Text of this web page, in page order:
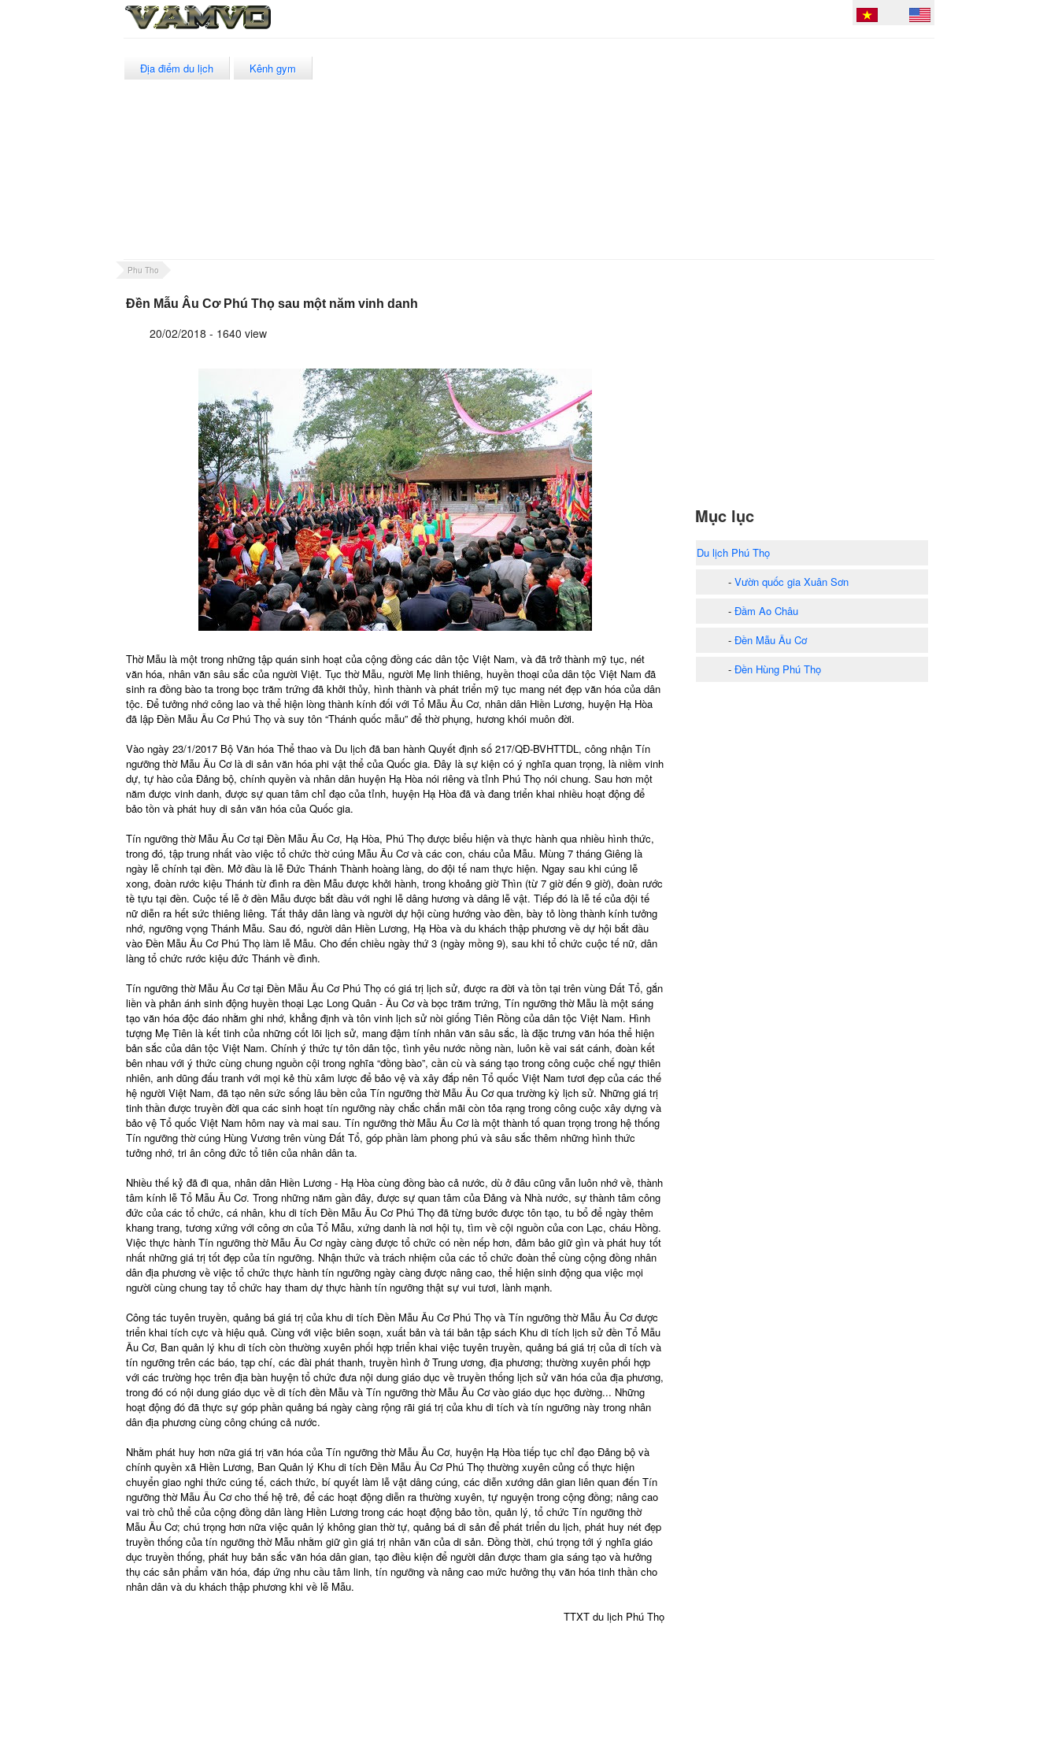
Địa điểm du lịch Kênh gym
Phu Tho
Đền Mẫu Âu Cơ Phú Thọ sau một năm vinh danh
20/02/2018 - 1640 view
Thờ Mẫu là một trong những tập quán sinh hoạt của cộng đồng các dân tộc Việt Nam, và đã trở thành mỹ tục, nét
văn hóa, nhân văn sâu sắc của người Việt. Tục thờ Mẫu, người Mẹ linh thiêng, huyền thoại của dân tộc Việt Nam đã
sinh ra đồng bào ta trong bọc trăm trứng đã khởi thủy, hình thành và phát triển mỹ tục mang nét đẹp văn hóa của dân
tộc. Để tưởng nhớ công lao và thể hiện lòng thành kính đối với Tổ Mẫu Âu Cơ, nhân dân Hiền Lương, huyện Hạ Hòa
đã lập Đền Mẫu Âu Cơ Phú Thọ và suy tôn “Thánh quốc mẫu” để thờ phụng, hương khói muôn đời.
Vào ngày 23/1/2017 Bộ Văn hóa Thể thao và Du lịch đã ban hành Quyết định số 217/QĐ-BVHTTDL, công nhận Tín
ngưỡng thờ Mẫu Âu Cơ là di sản văn hóa phi vật thể của Quốc gia. Đây là sự kiện có ý nghĩa quan trọng, là niềm vinh
dự, tự hào của Đảng bộ, chính quyền và nhân dân huyện Hạ Hòa nói riêng và tỉnh Phú Thọ nói chung. Sau hơn một
năm được vinh danh, được sự quan tâm chỉ đạo của tỉnh, huyện Hạ Hòa đã và đang triển khai nhiều hoạt động để
bảo tồn và phát huy di sản văn hóa của Quốc gia.
Tín ngưỡng thờ Mẫu Âu Cơ tại Đền Mẫu Âu Cơ, Hạ Hòa, Phú Thọ được biểu hiện và thực hành qua nhiều hình thức,
trong đó, tập trung nhất vào việc tổ chức thờ cúng Mẫu Âu Cơ và các con, cháu của Mẫu. Mùng 7 tháng Giêng là
ngày lễ chính tại đền. Mở đầu là lễ Đức Thánh Thành hoàng làng, do đội tế nam thực hiện. Ngay sau khi cúng lễ
xong, đoàn rước kiệu Thánh từ đình ra đền Mẫu được khởi hành, trong khoảng giờ Thìn (từ 7 giờ đến 9 giờ), đoàn rước
tề tựu tại đền. Cuộc tế lễ ở đền Mẫu được bắt đầu với nghi lễ dâng hương và dâng lễ vật. Tiếp đó là lễ tế của đội tế
nữ diễn ra hết sức thiêng liêng. Tất thảy dân làng và người dự hội cùng hướng vào đền, bày tỏ lòng thành kính tưởng
nhớ, ngưỡng vọng Thánh Mẫu. Sau đó, người dân Hiền Lương, Hạ Hòa và du khách thập phương về dự hội bắt đầu
vào Đền Mẫu Âu Cơ Phú Thọ làm lễ Mẫu. Cho đến chiều ngày thứ 3 (ngày mồng 9), sau khi tổ chức cuộc tế nữ, dân
làng tổ chức rước kiệu đức Thánh về đình.
Tín ngưỡng thờ Mẫu Âu Cơ tại Đền Mẫu Âu Cơ Phú Thọ có giá trị lịch sử, được ra đời và tồn tại trên vùng Đất Tổ, gắn
liền và phản ánh sinh động huyền thoại Lạc Long Quân - Âu Cơ và bọc trăm trứng, Tín ngưỡng thờ Mẫu là một sáng
tạo văn hóa độc đáo nhằm ghi nhớ, khẳng định và tôn vinh lịch sử nòi giống Tiên Rồng của dân tộc Việt Nam. Hình
tượng Mẹ Tiên là kết tinh của những cốt lõi lịch sử, mang đậm tính nhân văn sâu sắc, là đặc trưng văn hóa thể hiện
bản sắc của dân tộc Việt Nam. Chính ý thức tự tôn dân tộc, tình yêu nước nồng nàn, luôn kề vai sát cánh, đoàn kết
bên nhau với ý thức cùng chung nguồn cội trong nghĩa “đồng bào”, cần cù và sáng tạo trong công cuộc chế ngự thiên
nhiên, anh dũng đấu tranh với mọi kẻ thù xâm lược để bảo vệ và xây đắp nên Tổ quốc Việt Nam tươi đẹp của các thế
hệ người Việt Nam, đã tạo nên sức sống lâu bền của Tín ngưỡng thờ Mẫu Âu Cơ qua trường kỳ lịch sử. Những giá trị
tinh thần được truyền đời qua các sinh hoạt tín ngưỡng này chắc chắn mãi còn tỏa rạng trong công cuộc xây dựng và
bảo vệ Tổ quốc Việt Nam hôm nay và mai sau. Tín ngưỡng thờ Mẫu Âu Cơ là một thành tố quan trọng trong hệ thống
Tín ngưỡng thờ cúng Hùng Vương trên vùng Đất Tổ, góp phần làm phong phú và sâu sắc thêm những hình thức
tưởng nhớ, tri ân công đức tổ tiên của nhân dân ta.
Nhiều thế kỷ đã đi qua, nhân dân Hiền Lương - Hạ Hòa cùng đồng bào cả nước, dù ở đâu cũng vẫn luôn nhớ về, thành
tâm kính lễ Tổ Mẫu Âu Cơ. Trong những năm gần đây, được sự quan tâm của Đảng và Nhà nước, sự thành tâm công
đức của các tổ chức, cá nhân, khu di tích Đền Mẫu Âu Cơ Phú Thọ đã từng bước được tôn tạo, tu bổ để ngày thêm
khang trang, tương xứng với công ơn của Tổ Mẫu, xứng danh là nơi hội tụ, tìm về cội nguồn của con Lạc, cháu Hồng.
Việc thực hành Tín ngưỡng thờ Mẫu Âu Cơ ngày càng được tổ chức có nền nếp hơn, đảm bảo giữ gìn và phát huy tốt
nhất những giá trị tốt đẹp của tín ngưỡng. Nhận thức và trách nhiệm của các tổ chức đoàn thể cùng cộng đồng nhân
dân địa phương về việc tổ chức thực hành tín ngưỡng ngày càng được nâng cao, thể hiện sinh động qua việc mọi
người cùng chung tay tổ chức hay tham dự thực hành tín ngưỡng thật sự vui tươi, lành mạnh.
Công tác tuyên truyền, quảng bá giá trị của khu di tích Đền Mẫu Âu Cơ Phú Thọ và Tín ngưỡng thờ Mẫu Âu Cơ được
triển khai tích cực và hiệu quả. Cùng với việc biên soạn, xuất bản và tái bản tập sách Khu di tích lịch sử đền Tổ Mẫu
Âu Cơ, Ban quản lý khu di tích còn thường xuyên phối hợp triển khai việc tuyên truyền, quảng bá giá trị của di tích và
tín ngưỡng trên các báo, tạp chí, các đài phát thanh, truyền hình ở Trung ương, địa phương; thường xuyên phối hợp
với các trường học trên địa bàn huyện tổ chức đưa nội dung giáo dục về truyền thống lịch sử văn hóa của địa phương,
trong đó có nội dung giáo dục về di tích đền Mẫu và Tín ngưỡng thờ Mẫu Âu Cơ vào giáo dục học đường... Những
hoạt động đó đã thực sự góp phần quảng bá ngày càng rộng rãi giá trị của khu di tích và tín ngưỡng này trong nhân
dân địa phương cùng công chúng cả nước.
Nhằm phát huy hơn nữa giá trị văn hóa của Tín ngưỡng thờ Mẫu Âu Cơ, huyện Hạ Hòa tiếp tục chỉ đạo Đảng bộ và
chính quyền xã Hiền Lương, Ban Quản lý Khu di tích Đền Mẫu Âu Cơ Phú Thọ thường xuyên củng cố thực hiện
chuyển giao nghi thức cúng tế, cách thức, bí quyết làm lễ vật dâng cúng, các diễn xướng dân gian liên quan đến Tín
ngưỡng thờ Mẫu Âu Cơ cho thế hệ trẻ, để các hoạt động diễn ra thường xuyên, tự nguyện trong cộng đồng; nâng cao
vai trò chủ thể của cộng đồng dân làng Hiền Lương trong các hoạt động bảo tồn, quản lý, tổ chức Tín ngưỡng thờ
Mẫu Âu Cơ; chú trọng hơn nữa việc quản lý không gian thờ tự, quảng bá di sản để phát triển du lịch, phát huy nét đẹp
truyền thống của tín ngưỡng thờ Mẫu nhằm giữ gìn giá trị nhân văn của di sản. Đồng thời, chú trọng tới ý nghĩa giáo
dục truyền thống, phát huy bản sắc văn hóa dân gian, tạo điều kiện để người dân được tham gia sáng tạo và hưởng
thụ các sản phẩm văn hóa, đáp ứng nhu cầu tâm linh, tín ngưỡng và nâng cao mức hưởng thụ văn hóa tinh thần cho
nhân dân và du khách thập phương khi về lễ Mẫu.
TTXT du lịch Phú Thọ
Mục lục
Du lịch Phú Thọ
- Vườn quốc gia Xuân Sơn
- Đầm Ao Châu
- Đền Mẫu Âu Cơ
- Đền Hùng Phú Thọ